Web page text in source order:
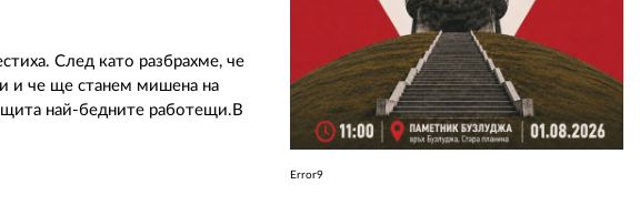
След като разбрахме, че
и че ще станем мишена на
най-бедните работещи.В
Error9
АБОНАМЕНТ
УСЛОВИЯ ЗА ПОЛЗВАНЕ
ПОЛИТИКА ЗА БИСКВИТКИТЕ
ПОЛИТИКАТА ЗА